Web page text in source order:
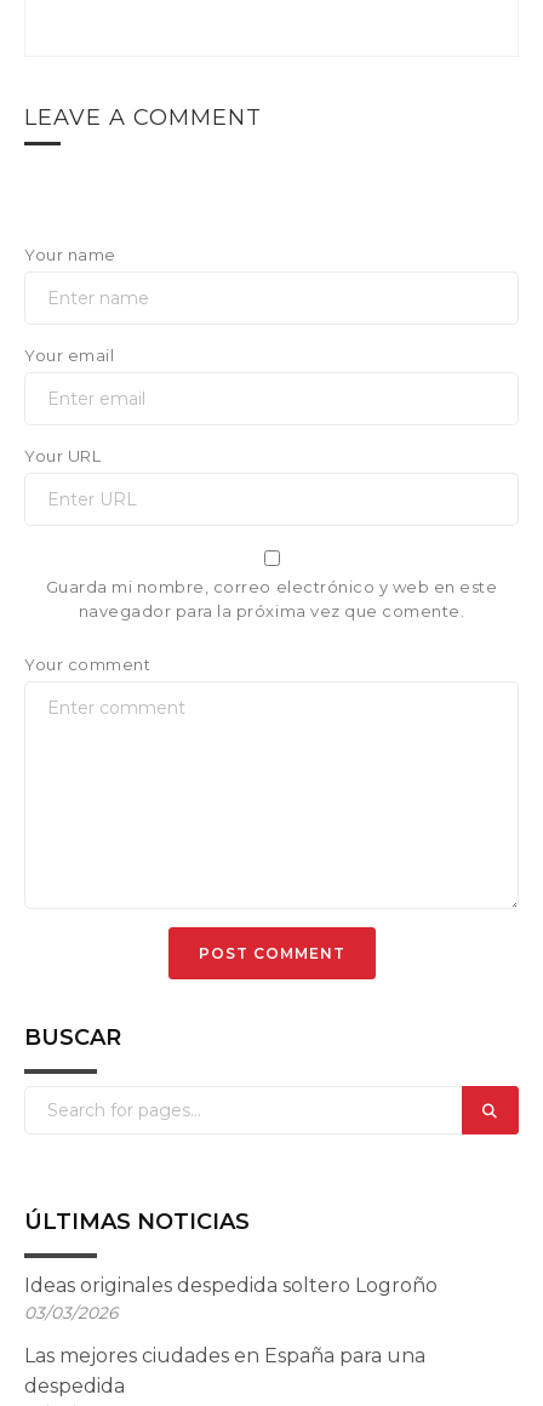
LEAVE A COMMENT
Your name
Your email
Your URL
Guarda mi nombre, correo electrónico y web en este
navegador para la próxima vez que comente.
Your comment
BUSCAR
ÚLTIMAS NOTICIAS
Ideas originales despedida soltero Logroño
03/03/2026
Las mejores ciudades en España para una
despedida